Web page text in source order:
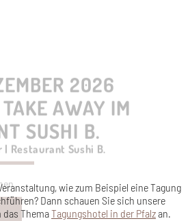
wie zum Beispiel eine Tagung
Dann schauen Sie sich unsere
ThemaTagungshotel in der Pfalzan.